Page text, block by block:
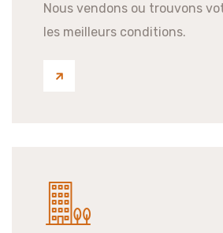
Nous vendons ou trouvons
les meilleurs conditions.